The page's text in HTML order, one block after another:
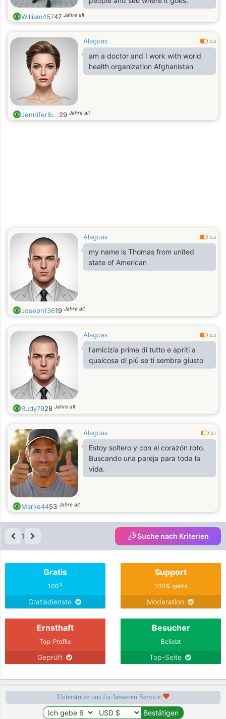
William45747 Jahre alt
Alagoas 0.3
am a doctor and I work with world
health organization Afghanistan
Jenniferlb...29 Jahre alt
Alagoas 0.3
my name is Thomas from united
state of American
Joseph13619 Jahre alt
Alagoas 0.3
l'amicizia prima di tutto e apriti a
qualcosa di più se ti sembra giusto
Rudy7928 Jahre alt
Alagoas 0.1
Estoy soltero y con el corazón roto.
Buscando una pareja para toda la
vida.
Marke4453 Jahre alt
1 Suche nach Kriterien
Gratis
100%
Gratisdienste
Support
100% gratis
Moderation
Ernsthaft
Top-Profile
Geprüft
Besucher
Beliebt
Top-Seite
Unterstütze uns für besseren Service